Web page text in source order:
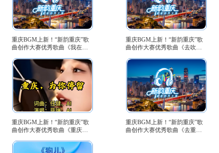
重庆BGM上新！“新韵重庆”歌
曲创作大赛优秀歌曲《我在重
重庆BGM上新！“新韵重庆”歌
曲创作大赛优秀歌曲《去吹晚
重庆BGM上新！“新韵重庆”歌
曲创作大赛优秀歌曲《重庆，
重庆BGM上新！“新韵重庆”歌
曲创作大赛优秀歌曲《去重庆